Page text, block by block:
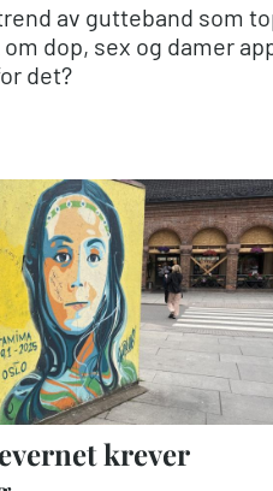
av gutteband som
dop, sex og damer
det?
krever